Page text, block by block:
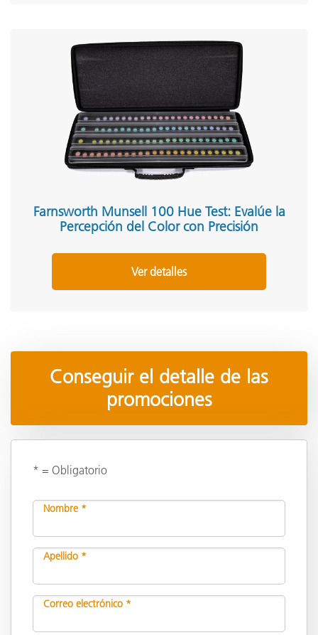
Farnsworth Munsell 100 Hue Test: Evalúe la
Percepción del Color con Precisión
Ver detalles
Conseguir el detalle de las
promociones
* = Obligatorio
Nombre *
Apellido *
Correo electrónico *